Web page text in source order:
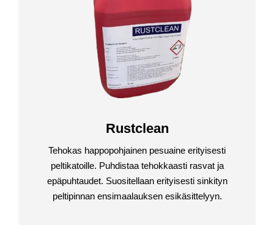
Rustclean
Tehokas happopohjainen pesuaine erityisesti
peltikatoille. Puhdistaa tehokkaasti rasvat ja
epäpuhtaudet. Suositellaan erityisesti sinkityn
peltipinnan ensimaalauksen esikäsittelyyn.